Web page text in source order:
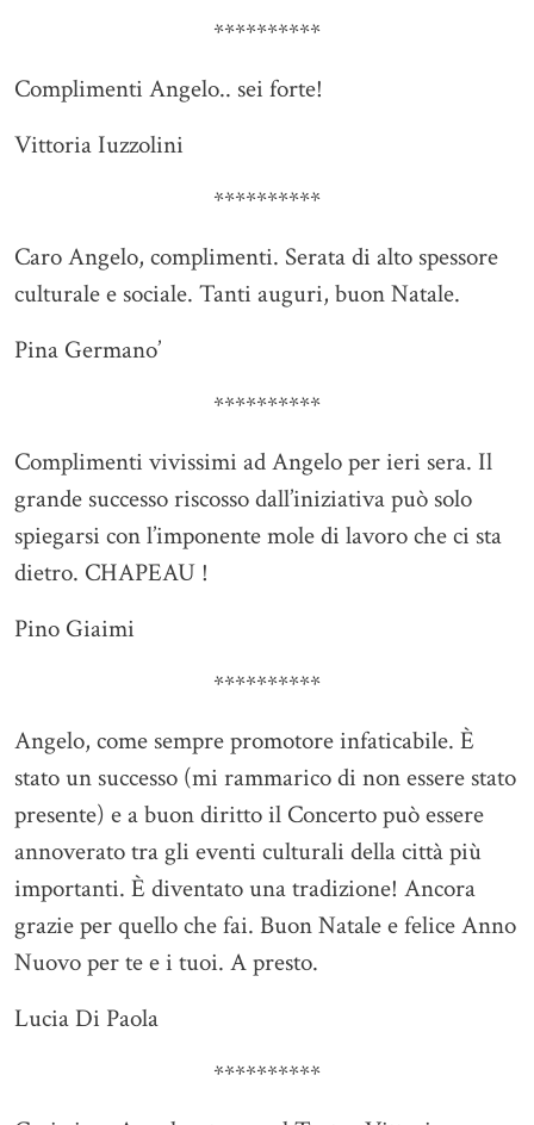
**********
Complimenti Angelo.. sei forte!
Vittoria Iuzzolini
**********
Caro Angelo, complimenti. Serata di alto spessore
culturale e sociale. Tanti auguri, buon Natale.
Pina Germano’
**********
Complimenti vivissimi ad Angelo per ieri sera. Il
grande successo riscosso dall’iniziativa può solo
spiegarsi con l’imponente mole di lavoro che ci sta
dietro. CHAPEAU !
Pino Giaimi
**********
Angelo, come sempre promotore infaticabile. È
stato un successo (mi rammarico di non essere stato
presente) e a buon diritto il Concerto può essere
annoverato tra gli eventi culturali della città più
importanti. È diventato una tradizione! Ancora
grazie per quello che fai. Buon Natale e felice Anno
Nuovo per te e i tuoi. A presto.
Lucia Di Paola
**********